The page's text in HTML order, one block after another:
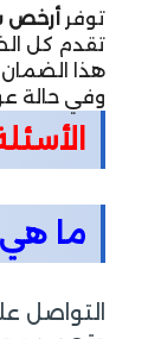
توفر أرخص
تقدم كل
هذا الضمان
وفي حالة
ما هي
التواصل